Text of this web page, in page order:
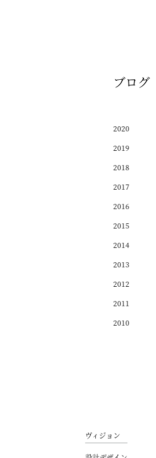
ブログ
2020
2019
2018
2017
2016
2015
2014
2013
2012
2011
2010
ヴィジョン